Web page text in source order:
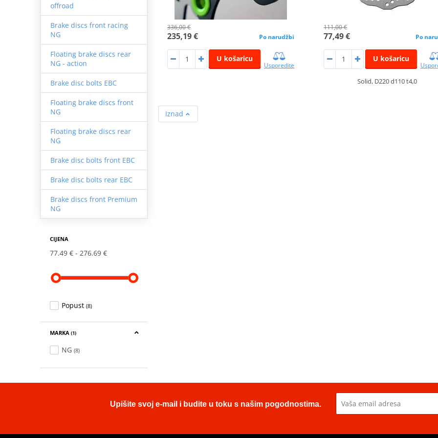
offroad
Brake discs front racing
NG
Floating brake discs rear
NG - action
Brake disc bolts EBC
Floating brake discs front
NG
Floating brake discs rear
NG
Brake disc bolts front EBC
Brake disc bolts rear EBC
Brake discs front Premium
NG
CIJENA
77.49 € 276.69 €
Popust (8)
MARKA (1)
NG (8)
336,00 €
235,19 € Po narudžbi
U košaricu
Usporedite
111,00 €
77,49 € Po
U košaricu
Solid, D220 d110 t4,0
Iznad
Upišite svoj e-mail i budite u toku s našim pogodnostima.